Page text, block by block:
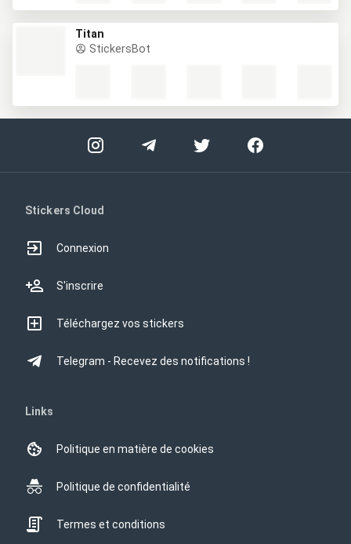
Titan
StickersBot
Stickers Cloud
Connexion
S'inscrire
Téléchargez vos stickers
Telegram - Recevez des notifications !
Links
Politique en matière de cookies
Politique de confidentialité
Termes et conditions